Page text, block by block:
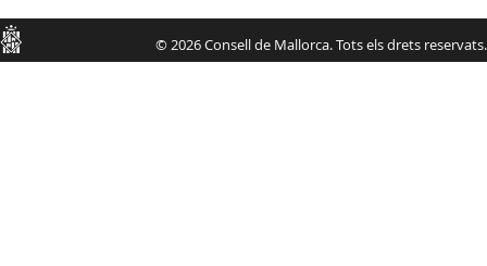
Consell
© 2026 Consell de Mallorca. Tots els drets reservats.